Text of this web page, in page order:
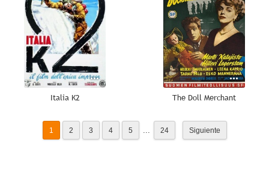
Italia K2 The Doll Merchant
1 2 3 4 5 ... 24 Siguiente